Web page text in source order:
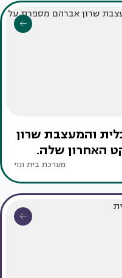
והמעצבת שרון
האחרון שלה.
מערכת בית ונוי